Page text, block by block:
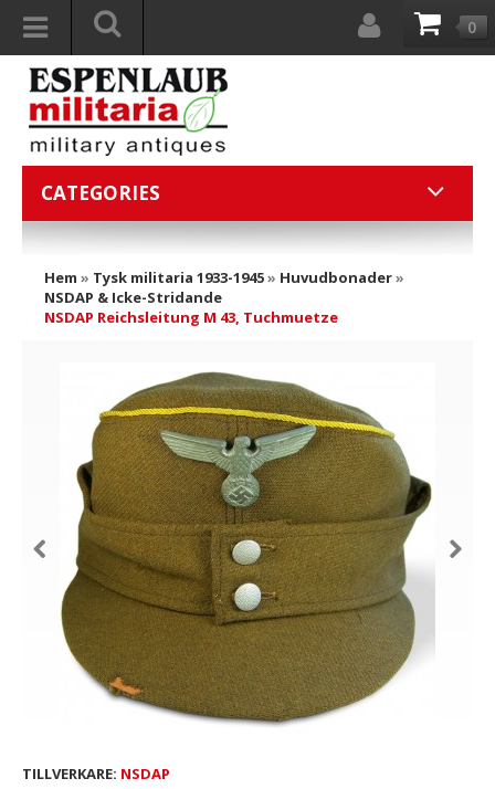
0
CATEGORIES
Hem » Tysk militaria 1933-1945» Huvudbonader»
NSDAP & Icke-Stridande
NSDAP Reichsleitung M 43, Tuchmuetze
TILLVERKARE: NSDAP